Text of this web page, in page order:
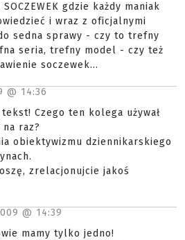
SOCZEWEK gdzie każdy maniak
i wraz z oficjalnymi
sedna sprawy - czy to trefny
seria, trefny model - czy też
soczewek...
@ 14:36
Czego ten kolega używał
raz?
obiektywizmu dziennikarskiego
zrelacjonujcie jakoś
@ 14:39
mamy tylko jedno!